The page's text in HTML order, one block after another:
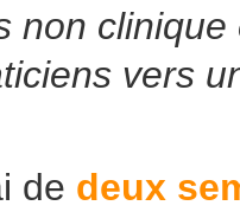
non
vers
de deux